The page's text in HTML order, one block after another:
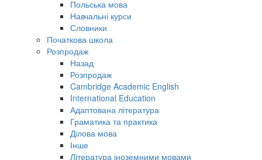
Польська мова
Навчальні курси
Словники
Початкова школа
Розпродаж
Назад
Розпродаж
Cambridge Academic English
International Education
Адаптована література
Граматика та практика
Ділова мова
Інше
Література іноземними мовами